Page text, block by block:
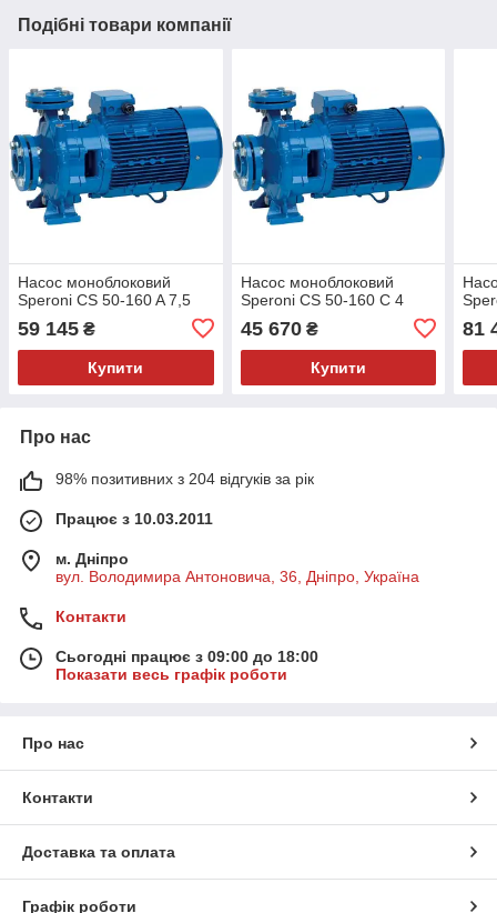
Подібні товари компанії
Насос моноблоковий
Speroni CS 50-160 A 7,5
59 145 ₴
Купити
Насос моноблоковий
Speroni CS 50-160 C 4
45 670₴
Купити
81
Про нас
98% позитивних з 204 відгуків за рік
Працює з 10.03.2011
м. Дніпро
вул. Володимира Антоновича, 36, Дніпро, Україна
Контакти
Сьогодні працює з 09:00 до 18:00
Показати весь графік роботи
Про нас
Контакти
Доставка та оплата
Графік роботи